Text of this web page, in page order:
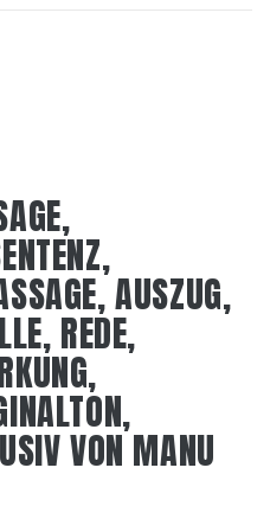
AUSZUG,
REDE,
VON MANU